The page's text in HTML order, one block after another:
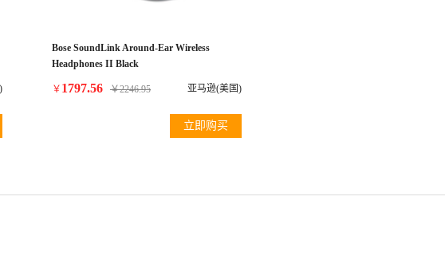
Bose SoundLink Around-Ear Wireless
Headphones II Black
￥ 1797.56 ￥2246.95 亚马逊(美国)
立即购买